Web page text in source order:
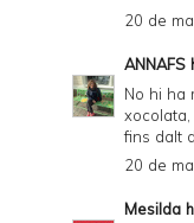
20 de
ANNAFS
No hi ha
fins dalt
20 de
Mesilda